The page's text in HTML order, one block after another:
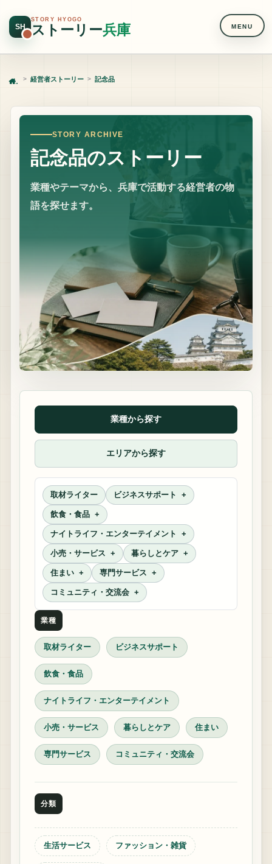
SH
STORY HYOGO
ストーリー兵庫 MENU
Home 経営者ストーリー 記念品
STORY ARCHIVE
記念品のストーリー
業種やテーマから、兵庫で活動する経営者の物
語を探せます。
業種から探す
エリアから探す
取材ライター ビジネスサポート
飲食・食品
ナイトライフ・エンターテイメント
小売・サービス 暮らしとケア
住まい 専門サービス
コミュニティ・交流会
業種
取材ライター ビジネスサポート
飲食・食品
ナイトライフ・エンターテイメント
小売・サービス 暮らしとケア 住まい
専門サービス コミュニティ・交流会
分類
生活サービス ファッション・雑貨